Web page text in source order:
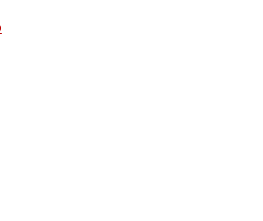
de la neumonía según la MTC